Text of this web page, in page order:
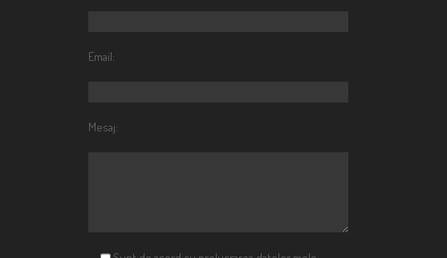
Email:
Mesaj: